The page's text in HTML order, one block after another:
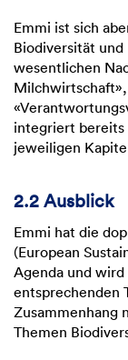
Emmi ist sich
Biodiversität
wesentlichen
Milchwirtschaft»,
integriert bereits
jeweiligen
2.2 Ausblick
Emmi hat die
(European
Agenda und
entsprechenden
Zusammenhang
Themen